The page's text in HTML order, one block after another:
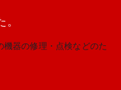
機器の修理・点検などのた